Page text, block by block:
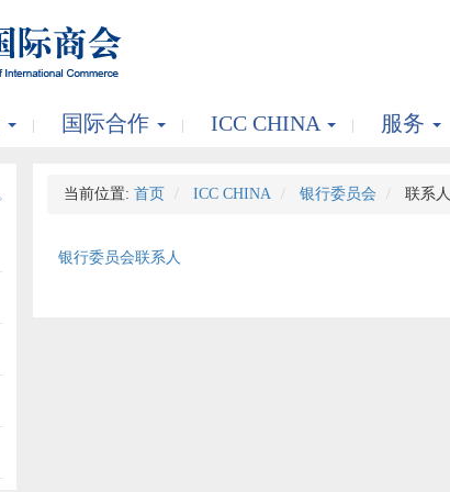
国际合作 ICC CHINA 服务
当前位置: 首页 ICC CHINA 银行委员会 联系人
银行委员会联系人